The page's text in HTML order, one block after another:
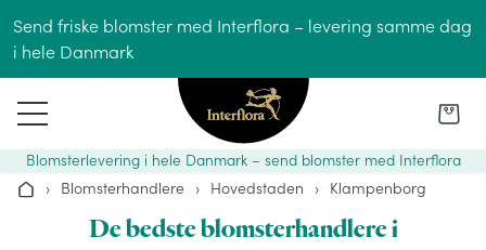
Send friske blomster med Interflora – levering samme dag
i hele Danmark
Blomsterlevering i hele Danmark – send blomster med Interflora
Hjem› Blomsterhandlere › Hovedstaden › Klampenborg
De bedste blomsterhandlere i